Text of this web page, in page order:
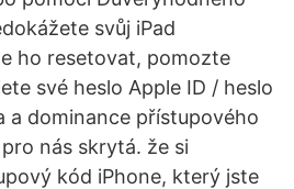
svůj iPad
ho resetovat, pomozte
své heslo Apple ID / heslo
a dominance přístupového
nás skrytá. že si
kód iPhone, který jste